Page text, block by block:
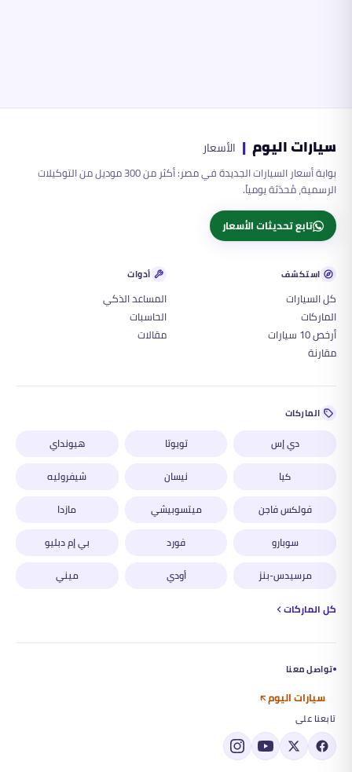
سيارات اليوم | الأسعار
بوابة أسعار السيارات الجديدة في مصر: أكثر من 300 موديل من التوكيلات
الرسمية، مُحدّثة يومياً.
تابع تحديثات الأسعار
استكشف
كل السيارات
الماركات
أرخص 10 سيارات
مقارنة
أدوات
المساعد الذكي
الحاسبات
مقالات
الماركات
دي إس تويوتا
هيونداي
كيا
نيسان
شيفروليه
فولكس فاجن
ميتسوبيشي
مازدا
سوبارو
فورد
بي إم دبليو
مرسيدس-بنز
أودي
ميني
كل الماركات
تواصل معنا
سيارات اليوم
تابعنا على